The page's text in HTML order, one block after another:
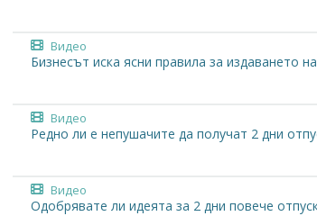
Видео
Бизнесът иска ясни правила за издаването
Видео
Редно ли е непушачите да получат 2 дни
Видео
Одобрявате ли идеята за 2 дни повече